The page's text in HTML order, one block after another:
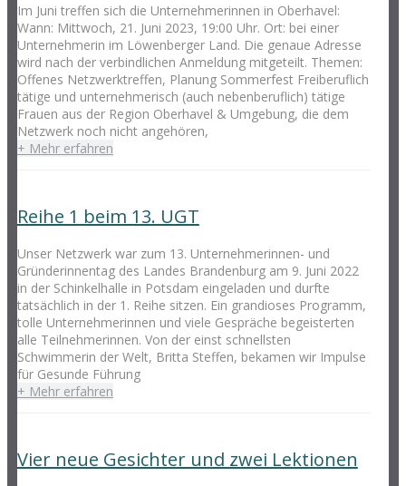
Im Juni treffen sich die Unternehmerinnen in Oberhavel:
Wann: Mittwoch, 21. Juni 2023, 19:00 Uhr. Ort: bei einer
Unternehmerin im Löwenberger Land. Die genaue Adresse
wird nach der verbindlichen Anmeldung mitgeteilt. Themen:
Offenes Netzwerktreffen, Planung Sommerfest Freiberuflich
tätige und unternehmerisch (auch nebenberuflich) tätige
Frauen aus der Region Oberhavel & Umgebung, die dem
Netzwerk noch nicht angehören,
+ Mehr erfahren
Reihe 1 beim 13. UGT
Unser Netzwerk war zum 13. Unternehmerinnen- und
Gründerinnentag des Landes Brandenburg am 9. Juni 2022
in der Schinkelhalle in Potsdam eingeladen und durfte
tatsächlich in der 1. Reihe sitzen. Ein grandioses Programm,
tolle Unternehmerinnen und viele Gespräche begeisterten
alle Teilnehmerinnen. Von der einst schnellsten
Schwimmerin der Welt, Britta Steffen, bekamen wir Impulse
für Gesunde Führung
+ Mehr erfahren
Vier neue Gesichter und zwei Lektionen